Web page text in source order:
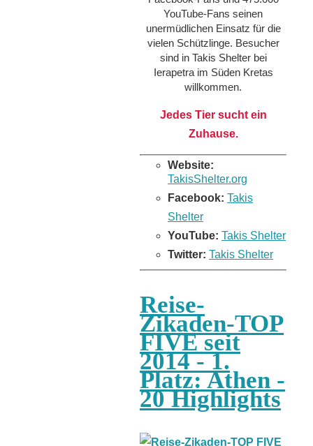
YouTube-Fans seinen
unermüdlichen Einsatz für die
vielen Schützlinge. Besucher
sind in Takis Shelter bei
Ierapetra im Süden Kretas
willkommen.
Jedes Tier sucht ein
Zuhause.
Website:
TakisShelter.org
Facebook: Takis
Shelter
YouTube: Takis Shelter
Twitter: Takis Shelter
Reise-
Zikaden-TOP
FIVE seit
2014 - 1.
Platz: Athen -
20 Highlights